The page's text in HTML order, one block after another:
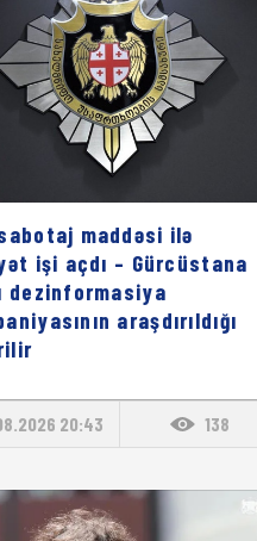
maddəsi ilə
işi açdı – Gürcüstana
dezinformasiya
araşdırıldığı
20:43 138